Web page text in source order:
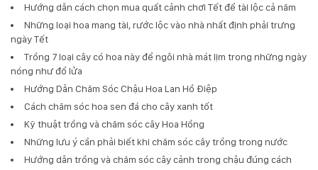
Hướng dẫn cách chọn mua quất cảnh chơi Tết để tài lộc cả năm
Những loại hoa mang tài, rước lộc vào nhà nhất định phải trưng
ngày Tết
Trồng 7 loại cây có hoa này để ngôi nhà mát lịm trong những ngày
nóng như đổ lửa
Hướng Dẫn Chăm Sóc Chậu Hoa Lan Hồ Điệp
Cách chăm sóc hoa sen đá cho cây xanh tốt
Kỹ thuật trồng và chăm sóc cây Hoa Hồng
Những lưu ý cần phải biết khi chăm sóc cây trồng trong nước
Hướng dẫn trồng và chăm sóc cây cảnh trong chậu đúng cách